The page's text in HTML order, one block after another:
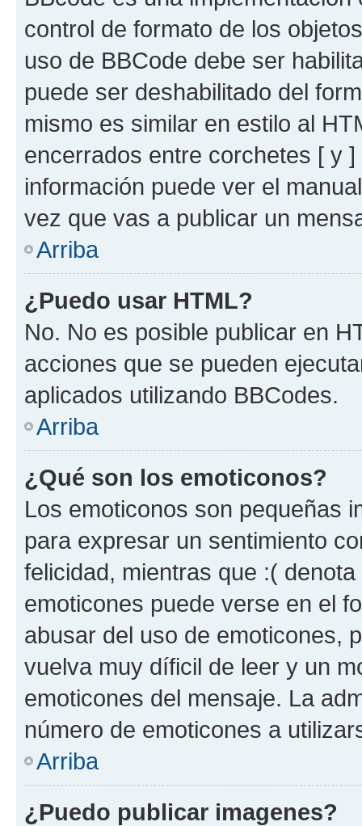
control de formato de los
uso de BBCode debe ser
puede ser deshabilitado del
mismo es similar en estilo al
encerrados entre corchetes [ y
información puede ver el
vez que vas a publicar un
Arriba
¿Puedo usar HTML?
No. No es posible publicar en
acciones que se pueden
aplicados utilizando BBCodes.
Arriba
¿Qué son los emoticonos?
Los emoticonos son pequeñas
para expresar un sentimiento
felicidad, mientras que :(
emoticones puede verse en el
abusar del uso de emoticones,
vuelva muy díficil de leer y un
emoticones del mensaje. La
número de emoticones a
Arriba
¿Puedo publicar imagenes?